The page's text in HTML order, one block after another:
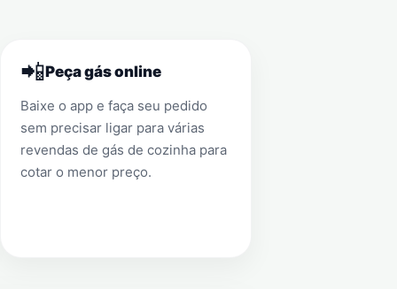
📲Peça gás online
Baixe o app e faça seu pedido
sem precisar ligar para várias
revendas de gás de cozinha para
cotar o menor preço.